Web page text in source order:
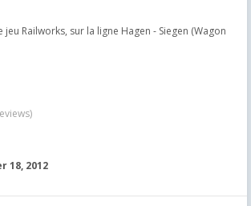
Railworks, sur la ligne Hagen - Siegen (Wagon
18, 2012